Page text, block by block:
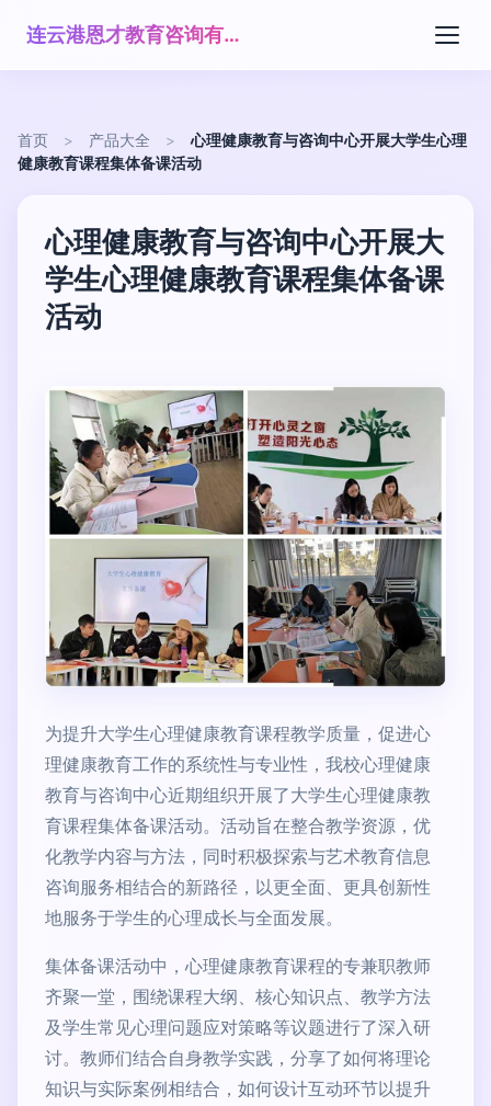
连云港恩才教育咨询有限公司
首页 > 产品大全 >
心理健康教育与咨询中心开展大学生心理
健康教育课程集体备课活动
心理健康教育与咨询中心开展大
学生心理健康教育课程集体备课
活动
为提升大学生心理健康教育课程教学质量，促进心
理健康教育工作的系统性与专业性，我校心理健康
教育与咨询中心近期组织开展了大学生心理健康教
育课程集体备课活动。活动旨在整合教学资源，优
化教学内容与方法，同时积极探索与艺术教育信息
咨询服务相结合的新路径，以更全面、更具创新性
地服务于学生的心理成长与全面发展。
集体备课活动中，心理健康教育课程的专兼职教师
齐聚一堂，围绕课程大纲、核心知识点、教学方法
及学生常见心理问题应对策略等议题进行了深入研
讨。教师们结合自身教学实践，分享了如何将理论
知识与实际案例相结合，如何设计互动环节以提升